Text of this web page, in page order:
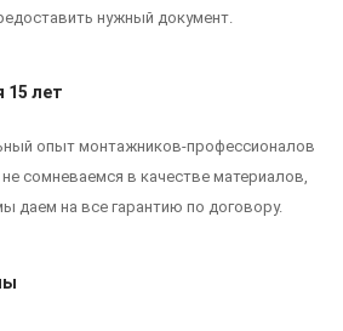
нужный документ.
15 лет
опыт монтажников-профессионалов
сомневаемся в качестве материалов,
даем на все гарантию по договору.